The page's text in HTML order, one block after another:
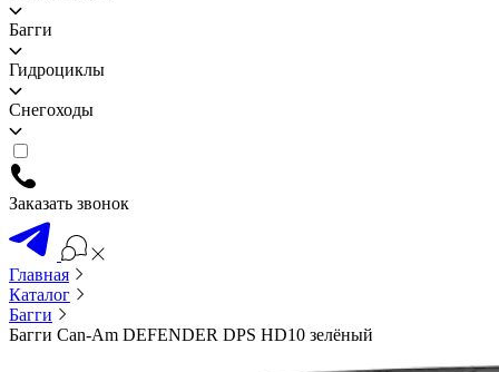
Багги
Гидроциклы
Снегоходы
Заказать звонок
Главная
Каталог
Багги
Багги Can-Am DEFENDER DPS HD10 зелёный